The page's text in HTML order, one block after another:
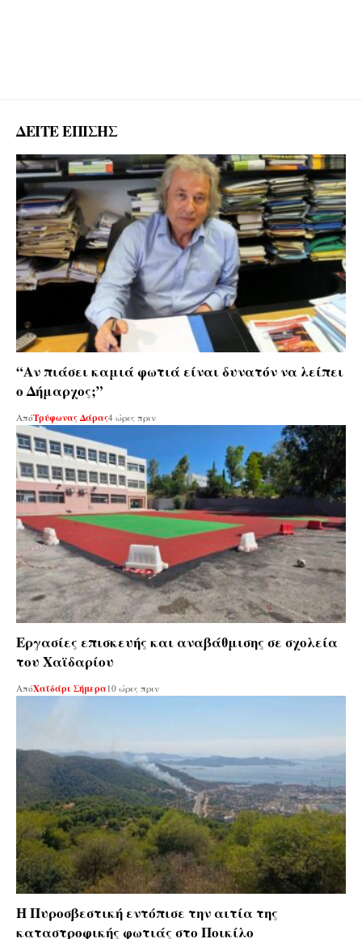
ΔΕΙΤΕ ΕΠΙΣΗΣ
“Αν πιάσει καμιά φωτιά είναι δυνατόν να λείπει
ο Δήμαρχος;”
ΑπόΤρύφωνας Δάρας4 ώρες πριν
Εργασίες επισκευής και αναβάθμισης σε σχολεία
του Χαϊδαρίου
ΑπόΧαϊδάρι Σήμερα 10 ώρες πριν
Η Πυροσβεστική εντόπισε την αιτία της
καταστροφικής φωτιάς στο Ποικίλο